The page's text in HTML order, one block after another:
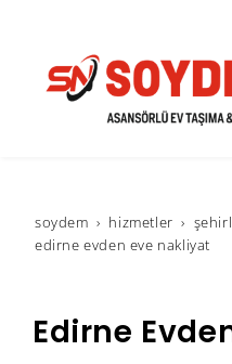
soydem hi̇zmetler
edirne evden eve nakliyat
Edirne